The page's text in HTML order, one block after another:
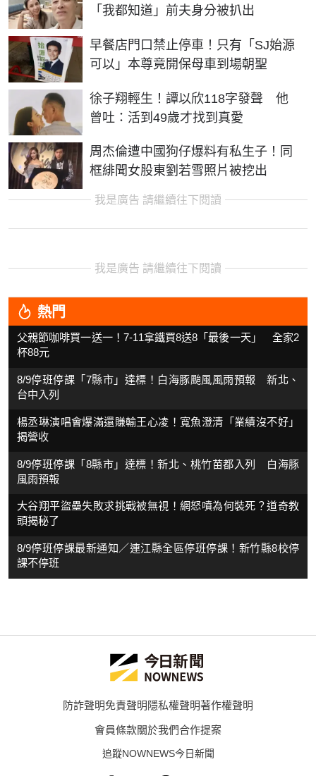
「我都知道」前夫身分被扒出
早餐店門口禁止停車！只有「SJ始源
可以」本尊竟開保母車到場朝聖
徐子翔輕生！譚以欣118字發聲 他
曾吐：活到49歲才找到真愛
周杰倫遭中國狗仔爆料有私生子！同
框緋聞女股東劉若雪照片被挖出
我是廣告 請繼續往下閱讀
我是廣告 請繼續往下閱讀
熱門
父親節咖啡買一送一！7-11拿鐵買8送8「最後一天」 全家2
杯88元
8/9停班停課「7縣市」達標！白海豚颱風風雨預報 新北、
台中入列
楊丞琳演唱會爆滿還賺輸王心凌！寬魚澄清「業績沒不好」
揭營收
8/9停班停課「8縣市」達標！新北、桃竹苗都入列 白海豚
風雨預報
大谷翔平盜壘失敗求挑戰被無視！網怒噴為何裝死？道奇教
頭揭秘了
8/9停班停課最新通知／連江縣全區停班停課！新竹縣8校停
課不停班
防詐聲明免責聲明隱私權聲明著作權聲明
會員條款關於我們合作提案
追蹤NOWNEWS今日新聞